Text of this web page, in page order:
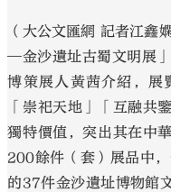
（大公文匯網 記者江
—金沙遺址古蜀文明展
博策展人黃茜介紹，展
「崇祀天地」「互融共
獨特價值，突出其在中
200餘件（套）展品中
的37件金沙遺址博物館